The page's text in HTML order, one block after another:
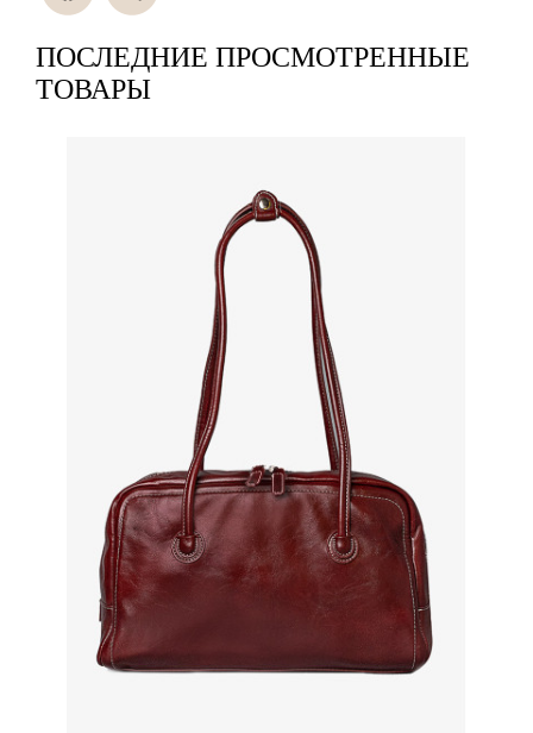
ПОСЛЕДНИЕ ПРОСМОТРЕННЫЕ
ТОВАРЫ